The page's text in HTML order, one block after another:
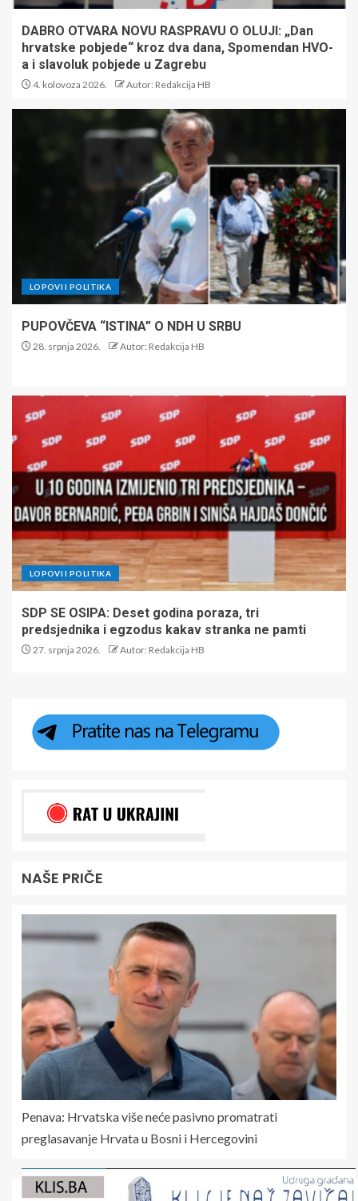
DABRO OTVARA NOVU RASPRAVU O OLUJI: „Dan
hrvatske pobjede“ kroz dva dana, Spomendan HVO-
a i slavoluk pobjede u Zagrebu
4. kolovoza 2026. Autor: Redakcija HB
LOPOVI I POLITIKA
PUPOVČEVA “ISTINA” O NDH U SRBU
28. srpnja 2026. Autor: Redakcija HB
LOPOVI I POLITIKA
SDP SE OSIPA: Deset godina poraza, tri
predsjednika i egzodus kakav stranka ne pamti
27. srpnja 2026. Autor: Redakcija HB
NAŠE PRIČE
Penava: Hrvatska više neće pasivno promatrati
preglasavanje Hrvata u Bosni i Hercegovini